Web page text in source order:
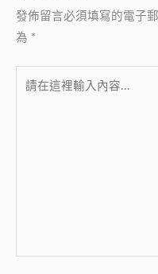
發佈留言必須填寫的電子
為 *